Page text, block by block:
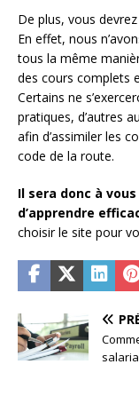
De plus, vous
En effet, nous
tous la même
des cours complets
Certains ne
pratiques, d’autres
afin d’assimiler les
code de la route.
Il sera donc à
d’apprendre
choisir le site pour